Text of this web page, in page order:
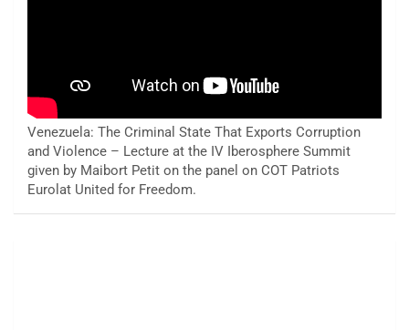
Venezuela: The Criminal State That Exports Corruption
and Violence – Lecture at the IV Iberosphere Summit
given by Maibort Petit on the panel on COT Patriots
Eurolat United for Freedom.